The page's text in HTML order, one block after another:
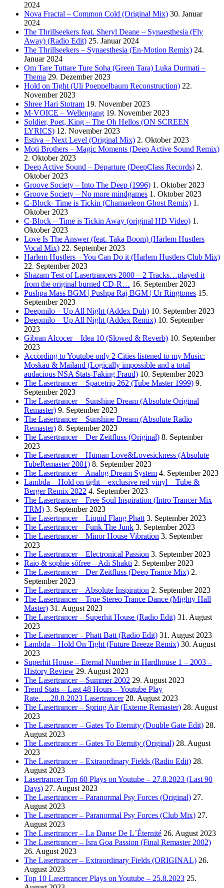
2024
Nova Fractal – Common Cold (Original Mix) 30. Januar
2024
The Thrillseekers feat. Sheryl Deane – Synaesthesia (Fly
Away) (Radio Edit) 25. Januar 2024
The Thrillseekers – Synaesthesia (En-Motion Remix) 24.
Januar 2024
Om Tare Tuttare Ture Soha (Green Tara) Luka Durmati –
Thema 29. Dezember 2023
Hold on Tight (Uli Poeppelbaum Reconstruction) 22.
November 2023
Shree Hari Stotram 19. November 2023
M-VOICE – Wellengang 19. November 2023
Soldier, Poet, King – The Oh Hellos (ON SCREEN
LYRICS) 12. November 2023
Estiva – Next Level (Original Mix) 2. Oktober 2023
Moti Brothers – Magic Moments (Deep Active Sound Remix)
2. Oktober 2023
Deep Active Sound – Departure (DeepClass Records) 2.
Oktober 2023
Groove Society – Into The Deep (1996) 1. Oktober 2023
Groove Society – No more mindgames 1. Oktober 2023
C-Block- Time is Tickin (Chamaeleon Ghost Remix) 1.
Oktober 2023
C-Block – Time is Tickin Away (original HD Video) 1.
Oktober 2023
Love Is The Answer (feat. Taka Boom) (Harlem Hustlers
Vocal Mix) 22. September 2023
Harlem Hustlers – You Can Do it (Harlem Hustlers Club Mix)
22. September 2023
Shazam Test of Lasertrancers 2000 – 2 Tracks…played it
from the original burned CD-R… 16. September 2023
Pushpa Mass BGM | Pushpa Raj BGM | Ur Ringtones 15.
September 2023
Deepmilo – Up All Night (Addex Dub) 10. September 2023
Deepmilo – Up All Night (Addex Remix) 10. September
2023
Gibran Alcocer – Idea 10 (Slowed & Reverb) 10. September
2023
According to Youtube only 2 Cities listened to my Music:
Moskau & Mailand (Logically impossible and a total
audacious NSA Stats-Faking Fraud) 10. September 2023
The Lasertrancer – Spacetrip 262 (Tube Master 1999) 9.
September 2023
The Lasertrancer – Sunshine Dream (Absolute Original
Remaster) 9. September 2023
The Lasertrancer – Sunshine Dream (Absolute Radio
Remaster) 8. September 2023
The Lasertrancer – Der Zeitfluss (Original) 8. September
2023
The Lasertrancer – Human Love&Lovesickness (Absolute
TubeRemaster 2001) 8. September 2023
The Lasertrancer – Analog Dream System 4. September 2023
Lambda – Hold on tight – exclusive red vinyl – Tube &
Berger Remix 2022 4. September 2023
The Lasertrancer – Free Soul Inspiration (Intro Trancer Mix
TRM) 3. September 2023
The Lasertrancer – Liquid Flang Phatt 3. September 2023
The Lasertrancer – Funk The Junk 3. September 2023
The Lasertrancer – Minor House Vibration 3. September
2023
The Lasertrancer – Electronical Passion 3. September 2023
Raio & sophie sôfrēē – Adi Shakti 2. September 2023
The Lasertrancer – Der Zeitfluss (Deep Trance Mix) 2.
September 2023
The Lasertrancer – Absolute Inspiration 2. September 2023
The Lasertrancer – True Stereo Trance Dance (Mighty Hall
Master) 31. August 2023
The Lasertrancer – Superhit House (Radio Edit) 31. August
2023
The Lasertrancer – Phatt Batt (Radio Edit) 31. August 2023
Lambda – Hold On Tight (Future Breeze Remix) 30. August
2023
Superhit House – Eternal Number in Hardhouse 1 – 2003 –
History Review 29. August 2023
The Lasertrancer – Summer 2002 29. August 2023
Trend Stats – Last 48 Hours – Youtube Play
Rate…..28.8.2023 Lasertrancer 28. August 2023
The Lasertrancer – Spring Air (Exteme Remaster) 28. August
2023
The Lasertrancer – Gates To Eternity (Double Gate Edit) 28.
August 2023
The Lasertrancer – Gates To Eternity (Original) 28. August
2023
The Lasertrancer – Extraordinary Fields (Radio Edit) 28.
August 2023
Lasertrancer Top 60 Plays on Youtube – 27.8.2023 (Last 90
Days) 27. August 2023
The Lasertrancer – Paranormal Psy Forces (Original) 27.
August 2023
The Lasertrancer – Paranormal Psy Forces (Club Mix) 27.
August 2023
The Lasertrancer – La Danse De L´Éternité 26. August 2023
The Lasertrancer – Isra Goa Passion (Final Remaster 2002)
26. August 2023
The Lasertrancer – Extraordinary Fields (ORIGINAL) 26.
August 2023
Top 10 Lasertrancer Plays on Youtube – 25.8.2023 25.